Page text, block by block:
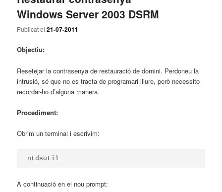
Windows Server 2003 DSRM
Publicat el21-07-2011
Objectiu:
Resetejar la contrasenya de restauració de domini. Perdoneu la
intrusió, sé que no es tracta de programari lliure, però necessito
recordar-ho d’alguna manera.
Procediment:
Obrim un terminal i escrivim:
ntdsutil
A continuació en el nou prompt: